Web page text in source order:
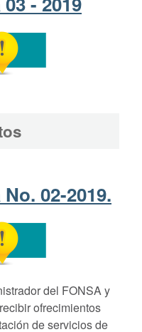
02-2019.
del FONSA y
ofrecimientos
de servicios de